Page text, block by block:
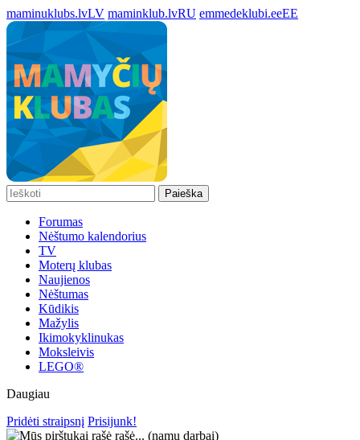
maminuklubs.lvLV maminklub.lvRU emmedeklubi.eeEE
Paieška
Forumas
Nėštumo kalendorius
TV
Moterų klubas
Naujienos
Nėštumas
Kūdikis
Mažylis
Ikimokyklinukas
Moksleivis
LEGO®
Daugiau
Pridėti straipsnį Prisijunk!